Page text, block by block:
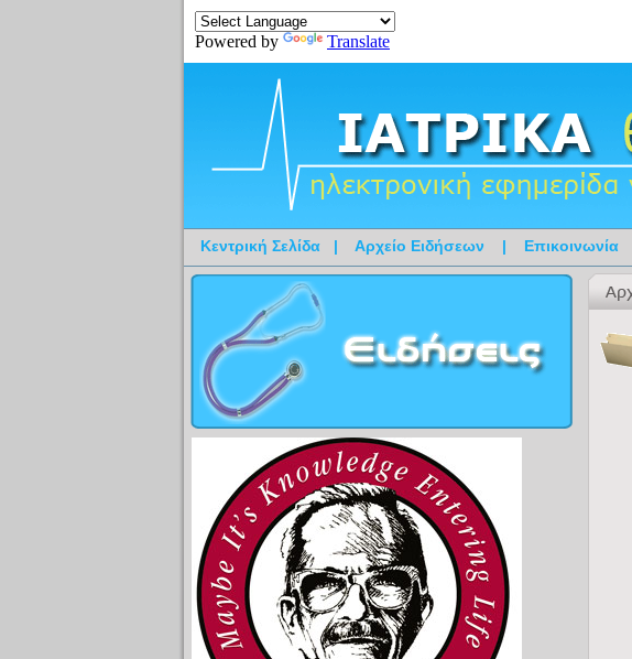
Powered by Translate
Κεντρική Σελίδα | Αρχείο Ειδήσεων | Επικοινωνία